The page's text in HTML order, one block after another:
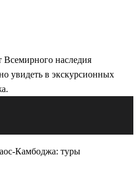
Камбоджа: туры